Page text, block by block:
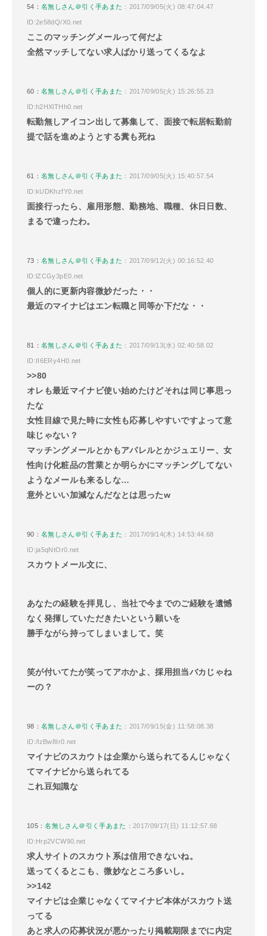
54：名無しさん＠引く手あまた ：2017/09/05(火) 08:47:04.47
ID:2e58dQ/X0.net
ここのマッチングメールって何だよ
全然マッチしてない求人ばかり送ってくるなよ
60：名無しさん＠引く手あまた ：2017/09/05(火) 15:26:55.23
ID:h2HXlTHh0.net
転勤無しアイコン出して募集して、面接で転居転勤前
提で話を進めようとする糞も死ね
61：名無しさん＠引く手あまた ：2017/09/05(火) 15:40:57.54
ID:kUDKhzfY0.net
面接行ったら、雇用形態、勤務地、職種、休日日数、
まるで違ったわ。
73：名無しさん＠引く手あまた ：2017/09/12(火) 00:16:52.40
ID:lZCGy3pE0.net
個人的に更新内容微妙だった・・
最近のマイナビはエン転職と同等か下だな・・
81：名無しさん＠引く手あまた ：2017/09/13(水) 02:40:58.02
ID:II6ERy4H0.net
>>80
オレも最近マイナビ使い始めたけどそれは同じ事思っ
たな
女性目線で見た時に女性も応募しやすいですよって意
味じゃない？
マッチングメールとかもアパレルとかジュエリー、女
性向け化粧品の営業とか明らかにマッチングしてない
ようなメールも来るしな…
意外といい加減なんだなとは思ったw
90：名無しさん＠引く手あまた ：2017/09/14(木) 14:53:44.68
ID:ja5qNtOr0.net
スカウトメール文に、
あなたの経験を拝見し、当社で今までのご経験を遺憾
なく発揮していただきたいという願いを
勝手ながら持ってしまいまして。笑
笑が付いてたが笑ってアホかよ、採用担当バカじゃね
ーの？
98：名無しさん＠引く手あまた ：2017/09/15(金) 11:58:08.38
ID:/lzBw8Ir0.net
マイナビのスカウトは企業から送られてるんじゃなく
てマイナビから送られてる
これ豆知識な
105：名無しさん＠引く手あまた ：2017/09/17(日) 11:12:57.68
ID:Hrp2VCW90.net
求人サイトのスカウト系は信用できないね。
送ってくるとこも、微妙なところ多いし。
>>142
マイナビは企業じゃなくてマイナビ本体がスカウト送
ってる
あと求人の応募状況が悪かったり掲載期限までに内定